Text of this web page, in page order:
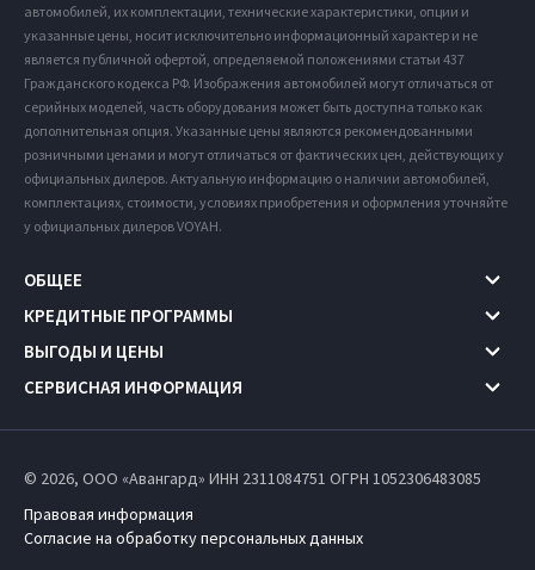
автомобилей, их комплектации, технические характеристики, опции и
указанные цены, носит исключительно информационный характер и не
является публичной офертой, определяемой положениями статьи 437
Гражданского кодекса РФ. Изображения автомобилей могут отличаться от
серийных моделей, часть оборудования может быть доступна только как
дополнительная опция. Указанные цены являются рекомендованными
розничными ценами и могут отличаться от фактических цен, действующих у
официальных дилеров. Актуальную информацию о наличии автомобилей,
комплектациях, стоимости, условиях приобретения и оформления уточняйте
у официальных дилеров VOYAH.
ОБЩЕЕ
КРЕДИТНЫЕ ПРОГРАММЫ
ВЫГОДЫ И ЦЕНЫ
СЕРВИСНАЯ ИНФОРМАЦИЯ
© 2026, ООО «Авангард» ИНН 2311084751 ОГРН 1052306483085
Правовая информация
Согласие на обработку персональных данных